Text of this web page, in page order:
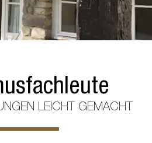
LEICHT GEMACHT